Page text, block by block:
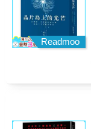
Readmoo